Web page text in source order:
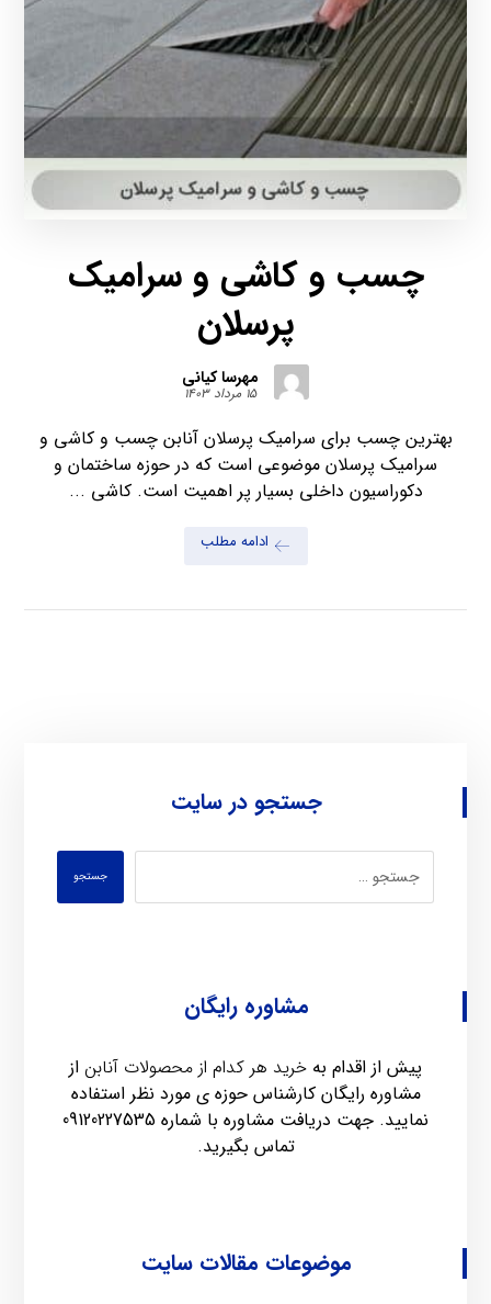
چسب و کاشی و سرامیک
پرسلان
مهرسا کیانی
۱۵ مرداد ۱۴۰۳
بهترین چسب برای سرامیک پرسلان آنابن چسب و کاشی و
سرامیک پرسلان موضوعی است که در حوزه ساختمان و
دکوراسیون داخلی بسیار پر اهمیت است. کاشی ...
ادامه مطلب
جستجو در سایت
جستجو
مشاوره رایگان
پیش از اقدام به خرید هر کدام از محصولات آنابن از
مشاوره رایگان کارشناس حوزه ی مورد نظر استفاده
نمایید. جهت دریافت مشاوره با شماره 09120227535
تماس بگیرید.
موضوعات مقالات سایت